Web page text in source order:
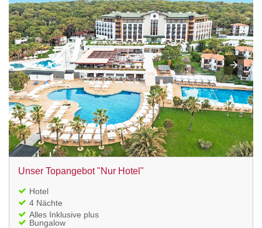
Unser Topangebot "Nur Hotel"
Hotel
4 Nächte
Alles Inklusive plus
Bungalow